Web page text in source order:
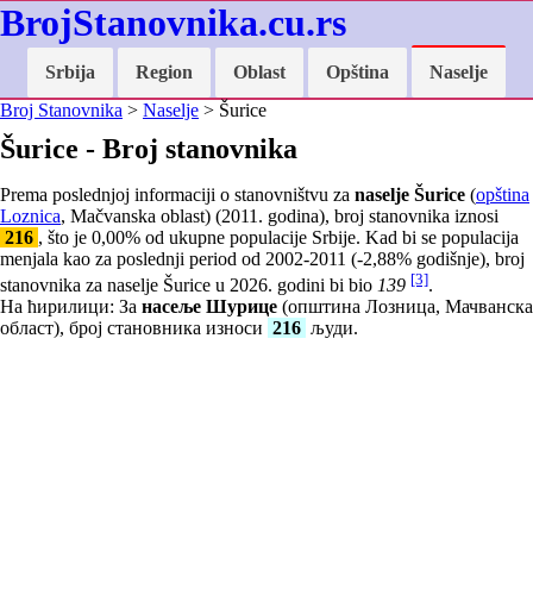
BrojStanovnika.cu.rs
Srbija Region Oblast Opština
Naselje
Broj Stanovnika > Naselje > Šurice
Šurice - Broj stanovnika
Prema poslednjoj informaciji o stanovništvu za naselje Šurice (opština
Loznica, Mačvanska oblast) (2011. godina), broj stanovnika iznosi
216 , što je 0,00% od ukupne populacije Srbije. Kad bi se populacija
menjala kao za poslednji period od 2002-2011 (-2,88% godišnje), broj
stanovnika za naselje Šurice u 2026. godini bi bio 139 [3].
На ћирилици: За насеље Шурице (општина Лозница, Мачванска
област), број становника износи 216 људи.